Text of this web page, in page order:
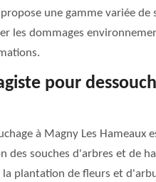
propose une gamme variée
les dommages
pour
à Magny Les
des souches d'arbres et de
plantation de fleurs et